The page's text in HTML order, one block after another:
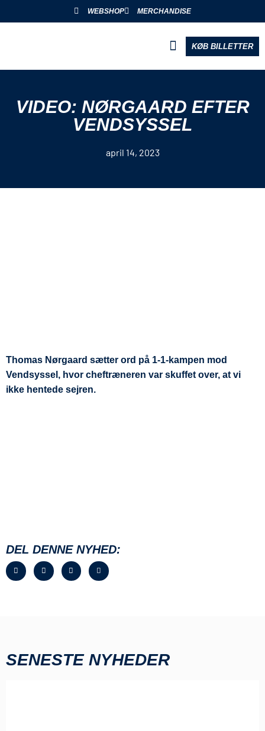
WEBSHOP MERCHANDISE
KØB BILLETTER
VIDEO: NØRGAARD EFTER
VENDSYSSEL
april 14, 2023
Thomas Nørgaard sætter ord på 1-1-kampen mod
Vendsyssel, hvor cheftræneren var skuffet over, at vi
ikke hentede sejren.
DEL DENNE NYHED:
SENESTE NYHEDER